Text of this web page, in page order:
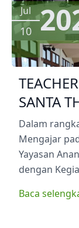
Jul
10
SANTA
Dalam
Mengajar
Yayasan
dengan
Baca